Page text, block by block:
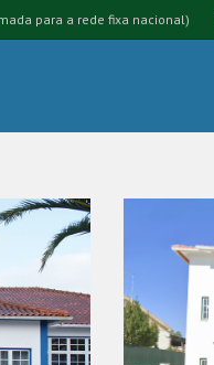
para a rede fixa nacional)